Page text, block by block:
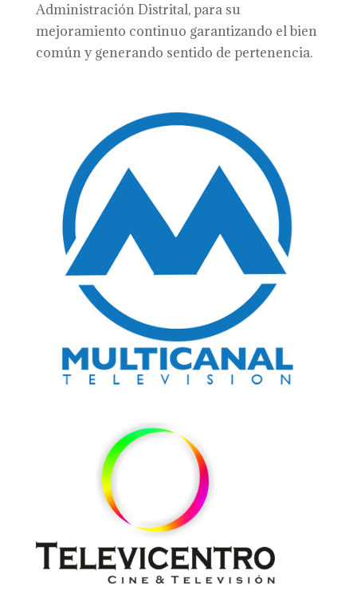
Administración Distrital, para su
mejoramiento continuo garantizando el bien
común y generando sentido de pertenencia.